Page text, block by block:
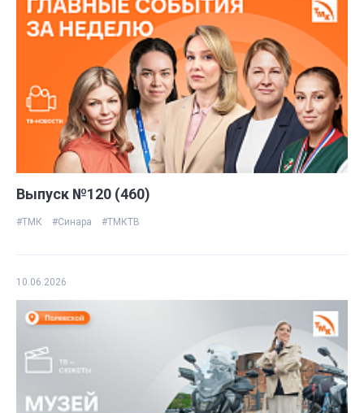
Выпуск №120 (460)
#ТМК #Синара #ТМКТВ
10.06.2026